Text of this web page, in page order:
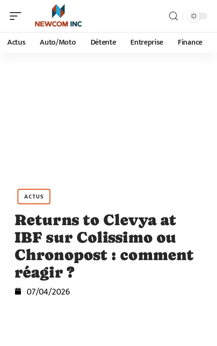
Actus Auto/Moto Détente Entreprise Finance
ACTUS
Returns to Clevya at
IBF sur Colissimo ou
Chronopost : comment
réagir ?
07/04/2026